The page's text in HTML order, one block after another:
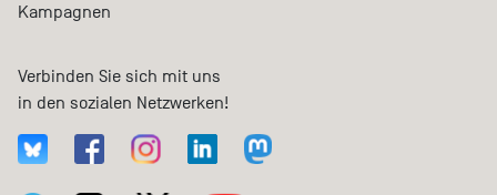
Kampagnen
Verbinden Sie sich mit uns
in den sozialen Netzwerken!